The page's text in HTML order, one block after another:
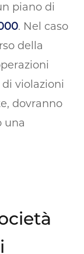
piano di
. Nel caso
della
violazioni
dovranno
una